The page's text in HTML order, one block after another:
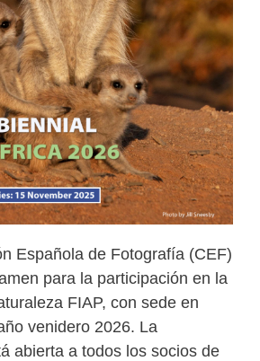
Española de Fotografía (CEF)
para la participación en la
FIAP, con sede en
venidero 2026. La
abierta a todos los socios de